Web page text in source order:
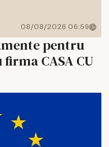
08/08/2026 06:59
pentru
CASA CU